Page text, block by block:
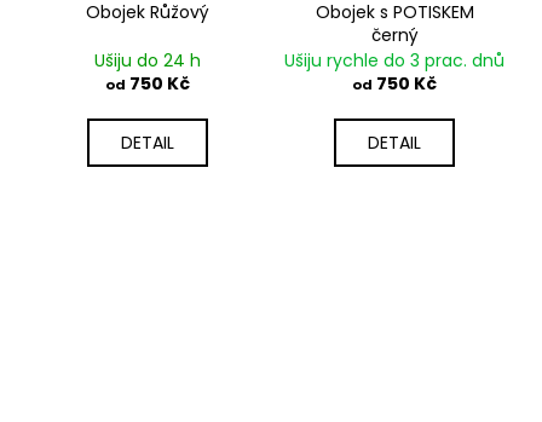
Obojek Růžový
Ušiju do 24 h
od 750 Kč
DETAIL
Obojek s POTISKEM
černý
Ušiju rychle do 3 prac. dnů
od 750 Kč
DETAIL